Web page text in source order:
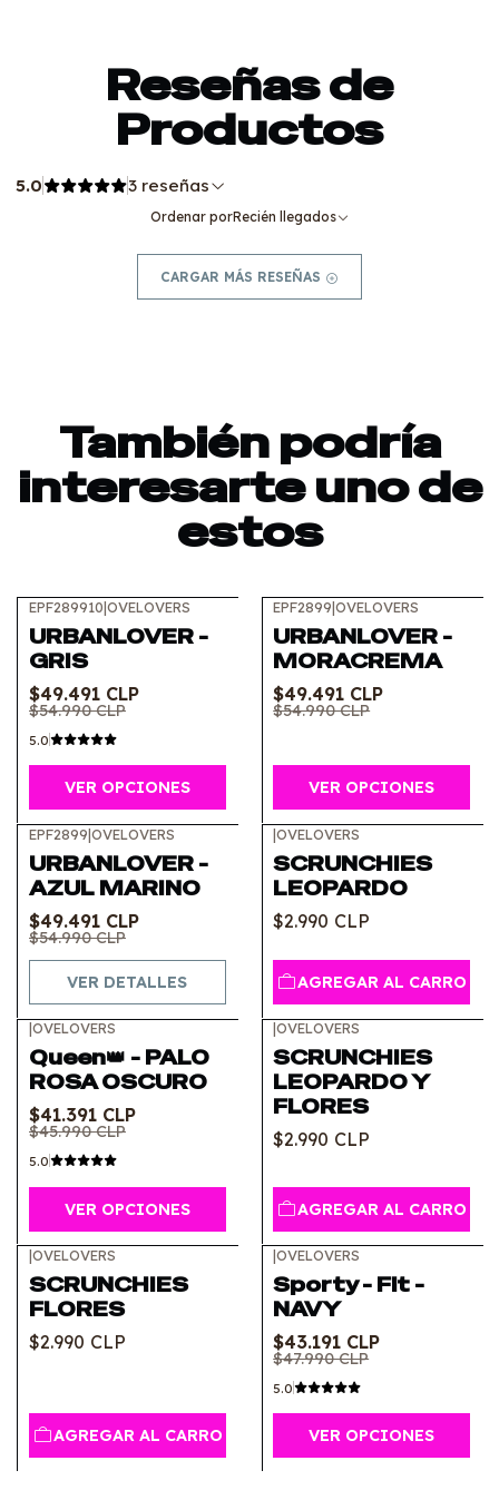
Reseñas de
Productos
5.0 3 reseñas
Ordenar porRecién llegados
CARGAR MÁS RESEÑAS
También podría
interesarte uno de
estos
EPF289910|OVELOVERS
URBANLOVER -
GRIS
$49.491 CLP
$54.990 CLP
5.0
VER OPCIONES
OFF
EPF2899|OVELOVERS
URBANLOVER -
MORACREMA
$49.491 CLP
$54.990 CLP
VER OPCIONES
OFF
Agotado
EPF2899|OVELOVERS
URBANLOVER -
AZUL MARINO
$49.491 CLP
$54.990 CLP
VER DETALLES
|OVELOVERS
SCRUNCHIES
LEOPARDO
$2.990 CLP
AGREGAR AL CARRO
|OVELOVERS
Queen👑 - PALO
ROSA OSCURO
$41.391 CLP
$45.990 CLP
5.0
VER OPCIONES
|OVELOVERS
SCRUNCHIES
LEOPARDO Y
FLORES
$2.990 CLP
AGREGAR AL CARRO
|OVELOVERS
SCRUNCHIES
FLORES
$2.990 CLP
AGREGAR AL CARRO
|OVELOVERS
Sporty - Fit -
NAVY
$43.191 CLP
$47.990 CLP
5.0
VER OPCIONES